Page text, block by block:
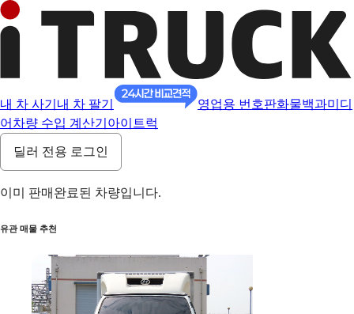
내 차 사기 내 차 팔기 영업용 번호판화물백과미디
어 차량 수입 계산기 아이트럭
딜러 전용 로그인
이미 판매완료된 차량입니다.
유관 매물 추천